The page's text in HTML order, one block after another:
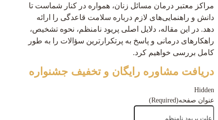
مراکز معتبر درمان مسائل زنان، همواره در کنار شماست تا
دانش و راهنمایی‌های لازم درباره سلامت قاعدگی را ارائه
دهد. در این مقاله، دلایل اصلی پریود نامنظم، نحوه تشخیص،
راهکارهای درمانی و پاسخ به پرتکرارترین سؤالات را به طور
کامل بررسی خواهیم کرد.
دریافت مشاوره رایگان و تخفیف جشنواره
Hidden
عنوان صفحه(Required)